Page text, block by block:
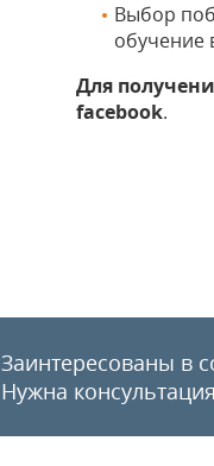
Выбор
обучение
Для
facebook.
Заинтересованы в
Нужна